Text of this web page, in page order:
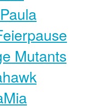
Mutants